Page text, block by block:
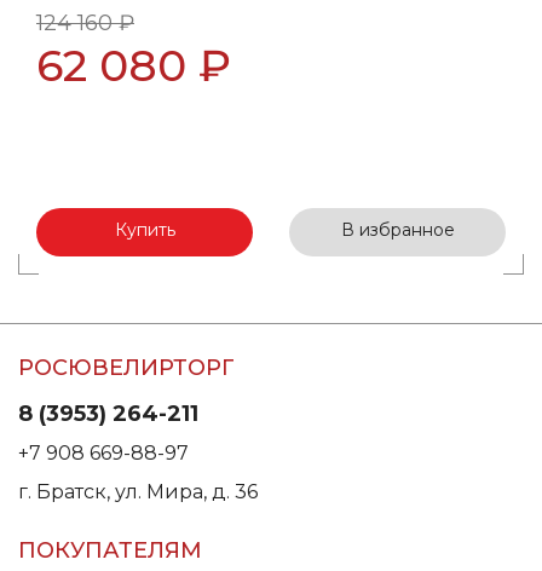
124 160 ₽
62 080 ₽
Купить В избранное
РОСЮВЕЛИРТОРГ
8 (3953) 264-211
+7 908 669-88-97
г. Братск, ул. Мира, д. 36
ПОКУПАТЕЛЯМ